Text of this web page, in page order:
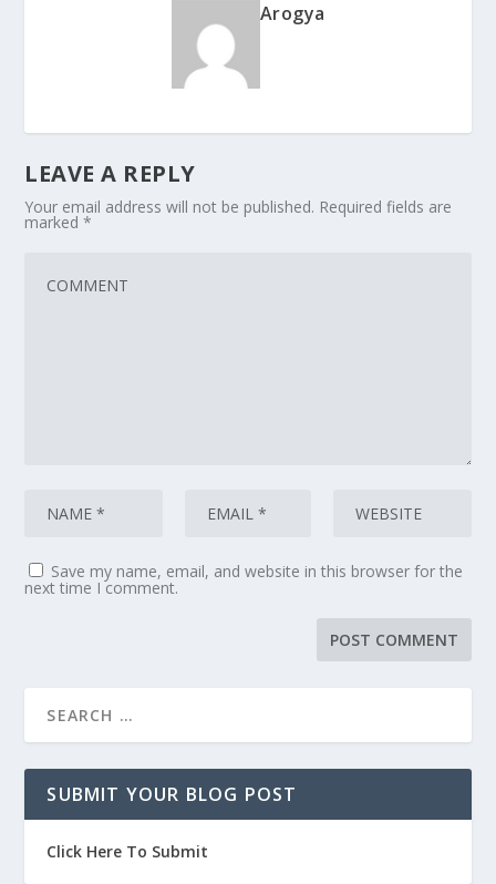
Arogya
LEAVE A REPLY
Your email address will not be published. Required fields are
marked*
Save my name, email, and website in this browser for the
next time I comment.
SUBMIT YOUR BLOG POST
Click Here To Submit